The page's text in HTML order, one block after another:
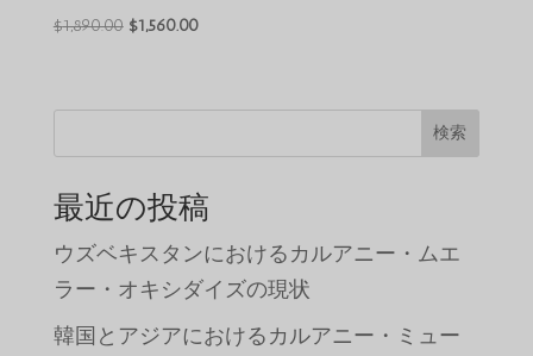
$1,890.00 元
格
$1,890.00
し
た。
$1,560.00現
価
は
$1,560.00
で
す。
検索
最近の投稿
ウズベキスタンにおけるカルアニー・ムエ
ラー・オキシダイズの現状
韓国とアジアにおけるカルアニー・ミュー